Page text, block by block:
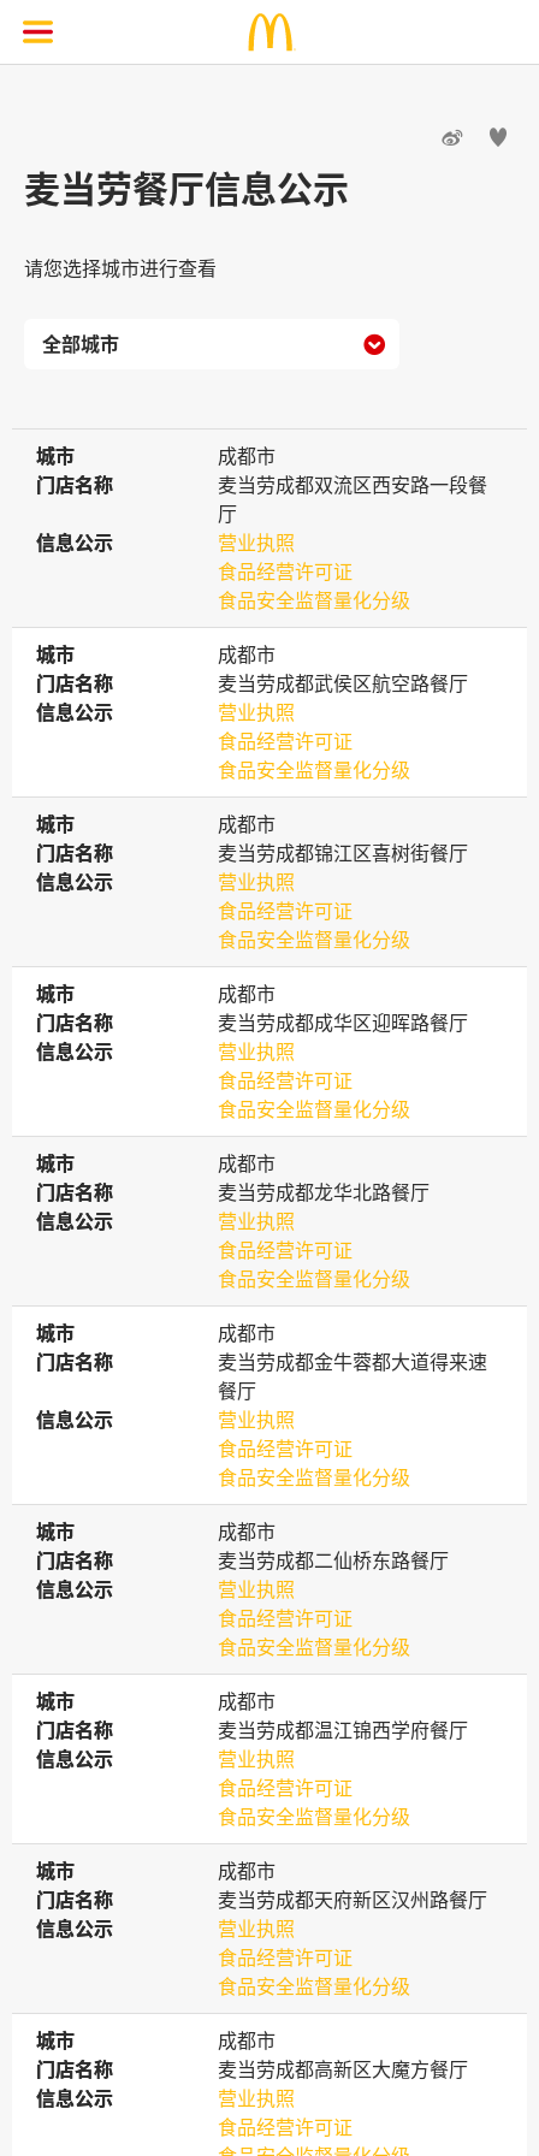
 
麦当劳餐厅信息公示
请您选择城市进行查看

城市
城市
成都市
门店名称
门店名称
麦当劳成都双流区西安路一段餐
厅
信息公示
信息公示
营业执照
食品经营许可证
食品安全监督量化分级
城市
城市
成都市
门店名称
门店名称
麦当劳成都武侯区航空路餐厅
信息公示
信息公示
营业执照
食品经营许可证
食品安全监督量化分级
城市
城市
成都市
门店名称
门店名称
麦当劳成都锦江区喜树街餐厅
信息公示
信息公示
营业执照
食品经营许可证
食品安全监督量化分级
城市
城市
成都市
门店名称
门店名称
麦当劳成都成华区迎晖路餐厅
信息公示
信息公示
营业执照
食品经营许可证
食品安全监督量化分级
城市
城市
成都市
门店名称
门店名称
麦当劳成都龙华北路餐厅
信息公示
信息公示
营业执照
食品经营许可证
食品安全监督量化分级
城市
城市
成都市
门店名称
门店名称
麦当劳成都金牛蓉都大道得来速
餐厅
信息公示
信息公示
营业执照
食品经营许可证
食品安全监督量化分级
城市
城市
成都市
门店名称
门店名称
麦当劳成都二仙桥东路餐厅
信息公示
信息公示
营业执照
食品经营许可证
食品安全监督量化分级
城市
城市
成都市
门店名称
门店名称
麦当劳成都温江锦西学府餐厅
信息公示
信息公示
营业执照
食品经营许可证
食品安全监督量化分级
城市
城市
成都市
门店名称
门店名称
麦当劳成都天府新区汉州路餐厅
信息公示
信息公示
营业执照
食品经营许可证
食品安全监督量化分级
城市
城市
成都市
门店名称
门店名称
麦当劳成都高新区大魔方餐厅
信息公示
信息公示
营业执照
食品经营许可证